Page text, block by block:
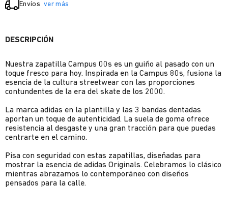
Envíos ver más
DESCRIPCIÓN
Nuestra zapatilla Campus 00s es un guiño al pasado con un
toque fresco para hoy. Inspirada en la Campus 80s, fusiona la
esencia de la cultura streetwear con las proporciones
contundentes de la era del skate de los 2000.
La marca adidas en la plantilla y las 3 bandas dentadas
aportan un toque de autenticidad. La suela de goma ofrece
resistencia al desgaste y una gran tracción para que puedas
centrarte en el camino.
Pisa con seguridad con estas zapatillas, diseñadas para
mostrar la esencia de adidas Originals. Celebramos lo clásico
mientras abrazamos lo contemporáneo con diseños
pensados para la calle.